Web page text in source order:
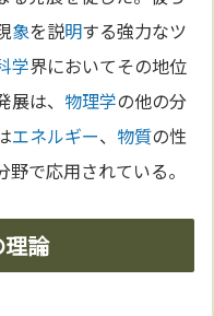
象を説明する強力なツ
学界においてその地位
展は、 物理学の他の分
エネルギー、 物質の性
で応用されている。
論